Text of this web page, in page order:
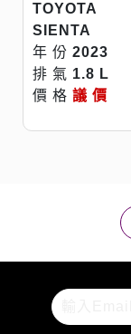
TOYOTA
SIENTA
年 份 2023
排 氣 1.8 L
價 格 議 價